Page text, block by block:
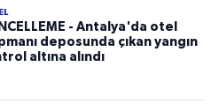
- Antalya'da otel
deposunda çıkan yangın
altına alındı